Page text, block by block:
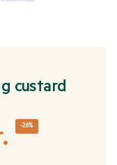
custard
-26%